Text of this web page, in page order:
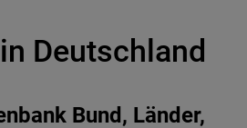
Deutschland
Bund, Länder,